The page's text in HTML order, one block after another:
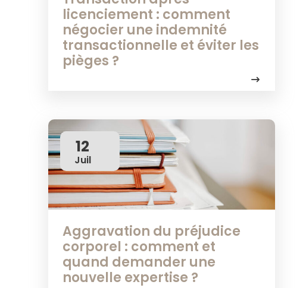
licenciement : comment
négocier une indemnité
transactionnelle et éviter les
pièges ?
Aggravation du préjudice
corporel : comment et
quand demander une
nouvelle expertise ?
12
Juil